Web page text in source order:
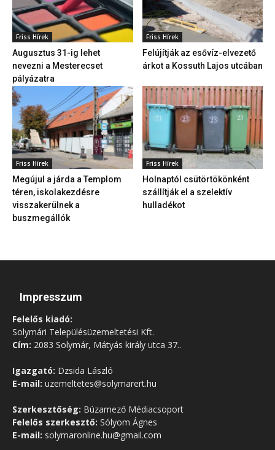
Friss Hírek
Augusztus 31-ig lehet
nevezni a Mesterecset
pályázatra
Friss Hírek
Felújítják az esővíz-elvezető
árkot a Kossuth Lajos utcában
Friss Hírek
Megújul a járda a Templom
téren, iskolakezdésre
visszakerülnek a
buszmegállók
Friss Hírek
Holnaptól csütörtökönként
szállítják el a szelektív
hulladékot
Impresszum
Felelős kiadó:
Solymári Településüzemeltetési Kft.
Cím: 2083 Solymár, Mátyás király utca 37..
Igazgató: Dzsida László
E-mail: uzemeltetes@solymarert.hu
Szerkesztőség: Búzamező Médiacsoport
Felelős szerkesztő: Sólyom Ágnes
E-mail: solymaronline.hu@gmail.com